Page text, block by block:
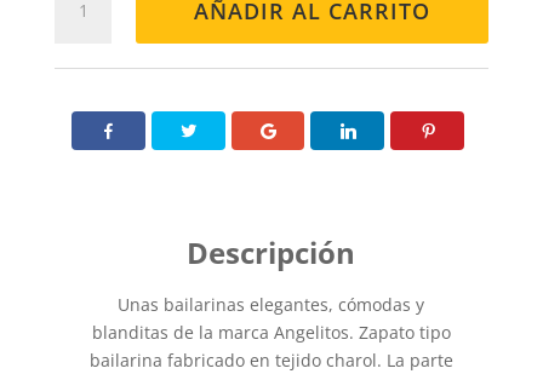
1565
cantidad
AÑADIR AL CARRITO
Unas bailarinas elegantes, cómodas y
blanditas de la marca Angelitos. Zapato tipo
bailarina fabricado en tejido charol. La parte